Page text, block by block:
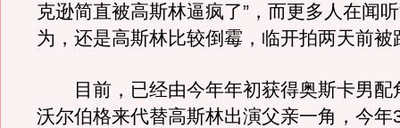
克逊简直被高斯林逼疯了”，而更多人在闻
为，还是高斯林比较倒霉，临开拍两天前被
目前，已经由今年年初获得奥斯卡男配
沃尔伯格来代替高斯林出演父亲一角，今年